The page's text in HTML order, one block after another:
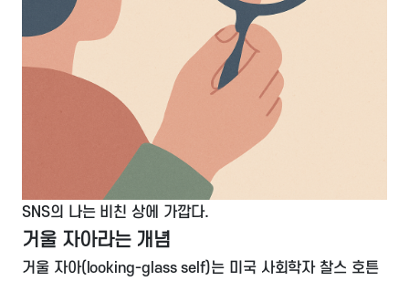
SNS의 나는 비친 상에 가깝다.
거울 자아라는 개념
거울 자아( looking-glass self)는 미국 사회학자 찰스 호튼